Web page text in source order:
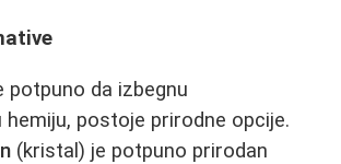
potpuno da izbegnu
hemiju, postoje prirodne opcije.
(kristal) je potpuno prirodan